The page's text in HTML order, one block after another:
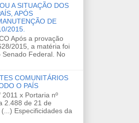
A SITUAÇÃO DOS
APÓS
DE
2015.
Após a provação
2015, a matéria foi
Federal. No
COMUNITÁRIOS
O PAÍS
x Portaria nº
2.488 de 21 de
Especificidades da